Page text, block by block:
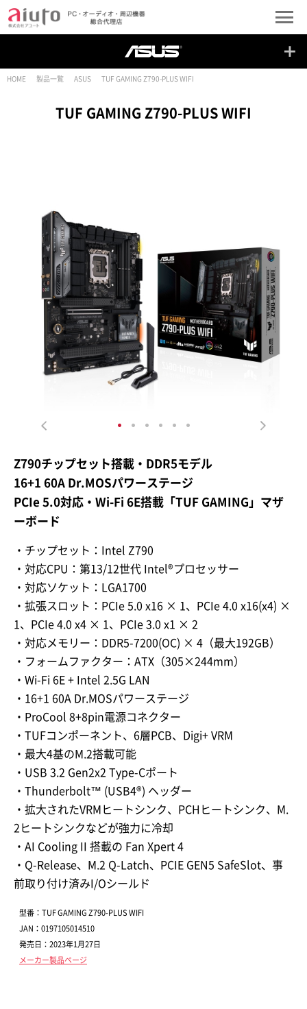
HOME 製品一覧 ASUS TUF GAMING Z790-PLUS WIFI
TUF GAMING Z790-PLUS WIFI
Z790チップセット搭載・DDR5モデル
16+1 60A Dr.MOSパワーステージ
PCIe 5.0対応・Wi-Fi 6E搭載「TUF GAMING」マザ
ーボード
・チップセット：Intel Z790
・対応CPU：第13/12世代 Intel®プロセッサー
・対応ソケット：LGA1700
・拡張スロット：PCIe 5.0 x16 × 1、PCIe 4.0 x16(x4) ×
1、PCIe 4.0 x4 × 1、PCIe 3.0 x1 × 2
・対応メモリー：DDR5-7200(OC) × 4（最大192GB）
・フォームファクター：ATX（305×244mm）
・Wi-Fi 6E + Intel 2.5G LAN
・16+1 60A Dr.MOSパワーステージ
・ProCool 8+8pin電源コネクター
・TUFコンポーネント、6層PCB、Digi+ VRM
・最大4基のM.2搭載可能
・USB 3.2 Gen2x2 Type-Cポート
・Thunderbolt™ (USB4®) ヘッダー
・拡大されたVRMヒートシンク、PCHヒートシンク、M.
2ヒートシンクなどが強力に冷却
・AI Cooling II 搭載の Fan Xpert 4
・Q-Release、M.2 Q-Latch、PCIE GEN5 SafeSlot、事
前取り付け済みI/Oシールド
型番：TUF GAMING Z790-PLUS WIFI
JAN：0197105014510
発売日：2023年1月27日
メーカー製品ページ